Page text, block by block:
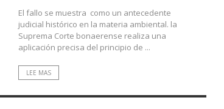
El fallo se muestra como un antecedente
judicial histórico en la materia ambiental. la
Suprema Corte bonaerense realiza una
aplicación precisa del principio de ...
LEE MAS